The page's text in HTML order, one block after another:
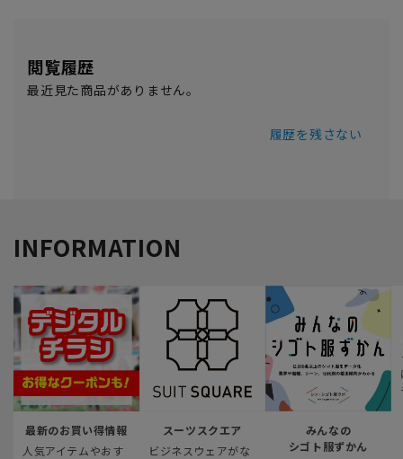
閲覧履歴
最近見た商品がありません。
履歴を残さない
INFORMATION
最新のお買い得情報
人気アイテムやおす
スーツスクエア
ビジネスウェアがな
みんなの
シゴト服ずかん